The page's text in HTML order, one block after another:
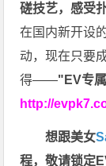
磋技艺，感受
在国内新开设
动，现在只要
得——"EV专
http://
想跟美女
程，敬请锁定